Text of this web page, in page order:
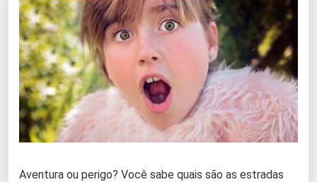
Aventura ou perigo? Você sabe quais são as estradas